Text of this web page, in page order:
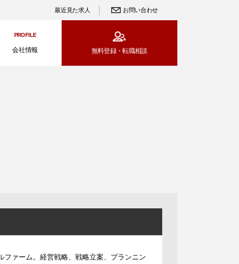
最近見た求人 お問い合わせ
PROFILE
会社情報 無料登録・転職相談
ファーム。経営戦略、戦略立案、プランニン